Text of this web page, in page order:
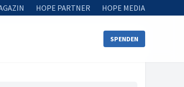
HOPE PARTNER HOPE MEDIA
SPENDEN